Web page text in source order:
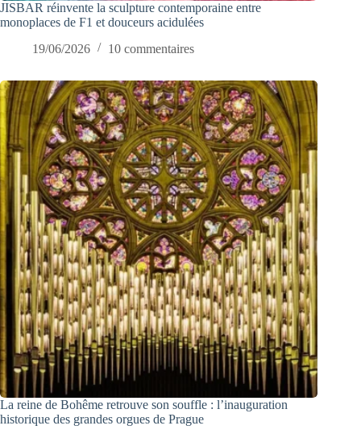
JISBAR réinvente la sculpture contemporaine entre
monoplaces de F1 et douceurs acidulées
19/06/2026
10 commentaires
La reine de Bohême retrouve son souffle : l’inauguration
historique des grandes orgues de Prague